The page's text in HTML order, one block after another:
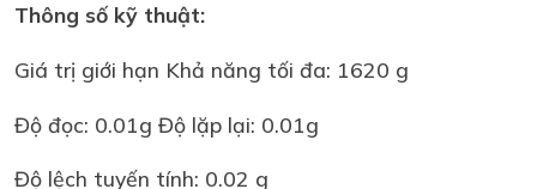
Thông số kỹ thuật:
Giá trị giới hạn Khả năng tối đa: 1620 g
Độ đọc: 0.01g Độ lặp lại: 0.01g
Độ lệch tuyến tính: 0.02 g